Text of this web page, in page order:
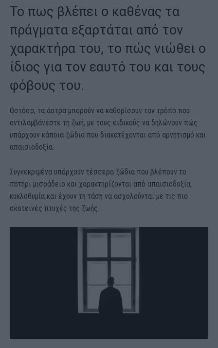
Το πως βλέπει ο καθένας τα
πράγματα εξαρτάται από τον
χαρακτήρα του, το πώς νιώθει ο
ίδιος για τον εαυτό του και τους
φόβους του.
Ωστόσο, τα άστρα μπορούν να καθορίσουν τον τρόπο που
αντιλαμβάνεστε τη ζωή, με τους ειδικούς να δηλώνουν πώς
υπάρχουν κάποια ζώδια που διακατέχονται από αρνητισμό και
απαισιοδοξία.
Συγκεκριμένα υπάρχουν τέσσερα ζώδια που βλέπουν το
ποτήρι μισοάδειο και χαρακτηρίζονται από απαισιοδοξία,
κυκλοθυμία και έχουν τη τάση να ασχολούνται με τις πιο
σκοτεινές πτυχές της ζωής.